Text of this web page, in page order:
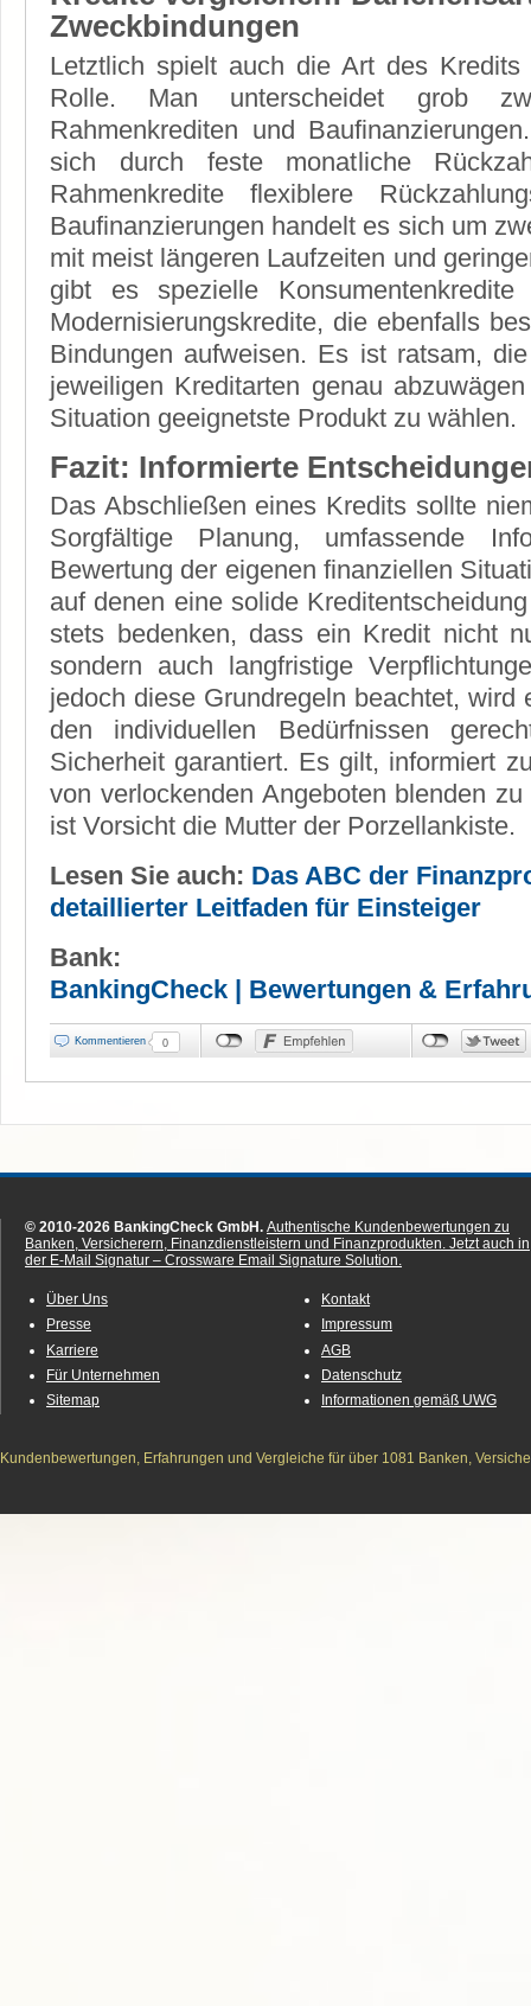
Zweckbindungen
Letztlich spielt auch die Art des Kredits
Rolle. Man unterscheidet grob
Rahmenkrediten und
sich durch feste monatliche
Rahmenkredite flexiblere
Baufinanzierungen handelt es sich um
mit meist längeren Laufzeiten und
gibt es spezielle
Modernisierungskredite, die ebenfalls
Bindungen aufweisen. Es ist ratsam,
jeweiligen Kreditarten genau
Situation geeignetste Produkt zu wählen.
Fazit: Informierte
Das Abschließen eines Kredits sollte
Sorgfältige Planung, umfassende
Bewertung der eigenen finanziellen
auf denen eine solide
stets bedenken, dass ein Kredit nicht
sondern auch langfristige
jedoch diese Grundregeln beachtet, wird
den individuellen Bedürfnissen
Sicherheit garantiert. Es gilt, informiert
von verlockenden Angeboten blenden
ist Vorsicht die Mutter der Porzellankiste.
Lesen Sie auch: Das ABC der
detaillierter Leitfaden für Einsteiger
Bank:
BankingCheck | Bewertungen &
Kommentieren 0
© 2010-2026 BankingCheck GmbH. Authentische Kundenbewertungen zu
Banken, Versicherern, Finanzdienstleistern und Finanzprodukten. Jetzt auch in
der E-Mail Signatur – Crossware Email Signature Solution.
Über Uns
Presse
Karriere
Für Unternehmen
Sitemap
Kontakt
Impressum
AGB
Datenschutz
Informationen gemäß UWG
Kundenbewertungen, Erfahrungen und Vergleiche für über 1081 Banken,